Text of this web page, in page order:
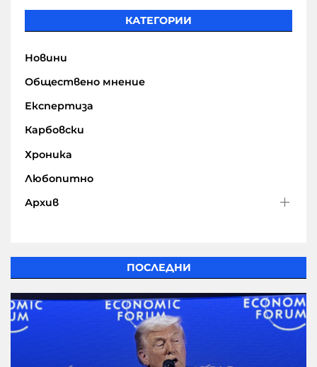
КАТЕГОРИИ
Новини
Обществено мнение
Експертиза
Карбовски
Хроника
Любопитно
Архив
ПОСЛЕДНИ